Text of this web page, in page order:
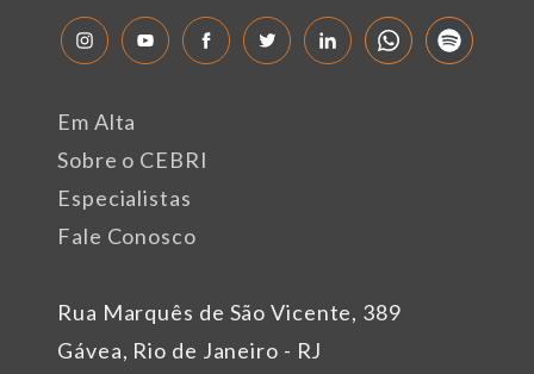
Rua Marquês de São Vicente, 389
Gávea, Rio de Janeiro - RJ
Em Alta
Sobre o CEBRI
Especialistas
Fale Conosco